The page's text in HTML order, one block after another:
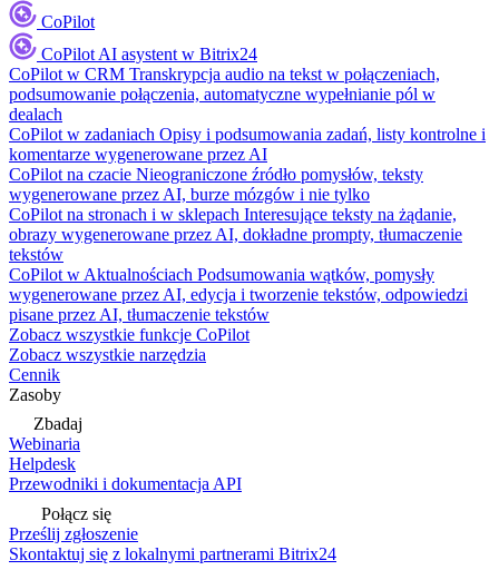
CoPilot
CoPilot AI asystent w Bitrix24
CoPilot w CRM Transkrypcja audio na tekst w połączeniach,
podsumowanie połączenia, automatyczne wypełnianie pól w
dealach
CoPilot w zadaniach Opisy i podsumowania zadań, listy kontrolne i
komentarze wygenerowane przez AI
CoPilot na czacie Nieograniczone źródło pomysłów, teksty
wygenerowane przez AI, burze mózgów i nie tylko
CoPilot na stronach i w sklepach Interesujące teksty na żądanie,
obrazy wygenerowane przez AI, dokładne prompty, tłumaczenie
tekstów
CoPilot w Aktualnościach Podsumowania wątków, pomysły
wygenerowane przez AI, edycja i tworzenie tekstów, odpowiedzi
pisane przez AI, tłumaczenie tekstów
Zobacz wszystkie funkcje CoPilot
Zobacz wszystkie narzędzia
Cennik
Zasoby
Zbadaj
Webinaria
Helpdesk
Przewodniki i dokumentacja API
Połącz się
Prześlij zgłoszenie
Skontaktuj się z lokalnymi partnerami Bitrix24